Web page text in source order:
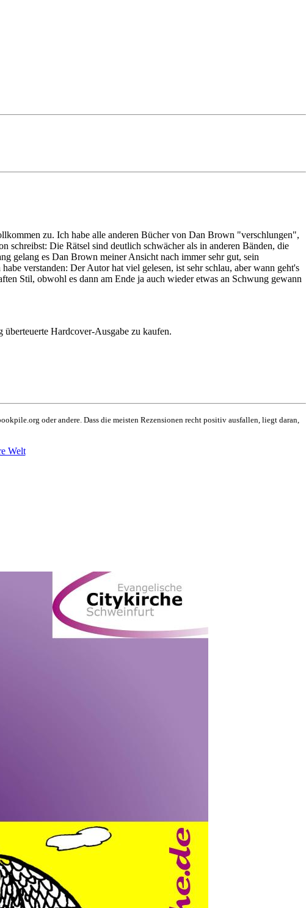
zu. Ich habe alle anderen Bücher von Dan Brown "verschlungen",
schreibst: Die Rätsel sind deutlich schwächer als in anderen Bänden, die
gelang es Dan Brown meiner Ansicht nach immer sehr gut, sein
verstanden: Der Autor hat viel gelesen, ist sehr schlau, aber wann geht's
Stil, obwohl es dann am Ende ja auch wieder etwas an Schwung gewann
Hardcover-Ausgabe zu kaufen.
oder andere. Dass die meisten Rezensionen recht positiv ausfallen, liegt daran,
Welt